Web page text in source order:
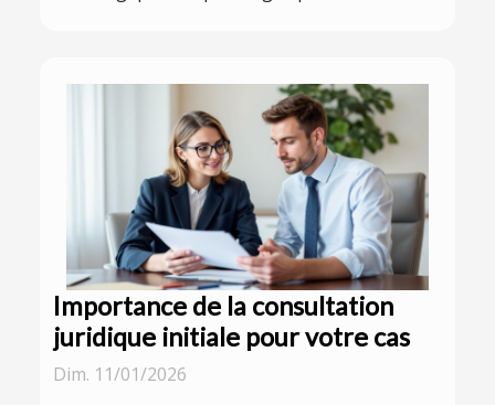
Importance de la consultation
juridique initiale pour votre cas
Dim. 11/01/2026